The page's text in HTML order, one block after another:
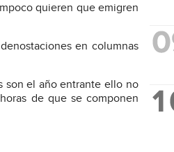
quieren que emigren
en columnas
son el año entrante ello no
de que se componen